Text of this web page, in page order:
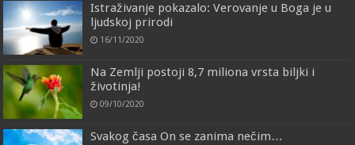
Istraživanje pokazalo: Verovanje u Boga je u
ljudskoj prirodi
16/11/2020
Na Zemlji postoji 8,7 miliona vrsta biljki i
životinja!
09/10/2020
Svakog časa On se zanima nečim…